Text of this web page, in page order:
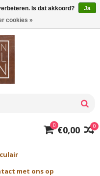
0
0 €0,00
met ons op
Is dat akkoord?
Ja
cookies »